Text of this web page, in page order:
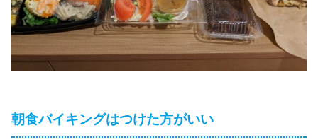
朝食バイキングはつけた方がいい